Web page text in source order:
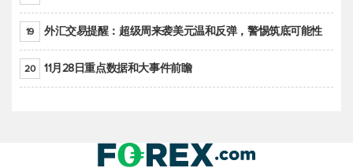
19 外汇交易提醒：超级周来袭美元温和反弹，警惕筑底可能性
20 11月28日重点数据和大事件前瞻